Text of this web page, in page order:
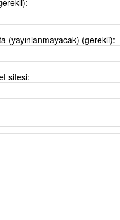
(yayınlanmayacak) (gerekli):
sitesi: